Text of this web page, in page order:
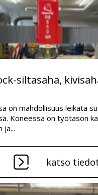
siltasaha,
on mahdollisuus leikata
Koneessa on työtason
ja...
katso